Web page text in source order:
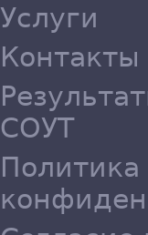
Услуги
Контакты
СОУТ
Политика